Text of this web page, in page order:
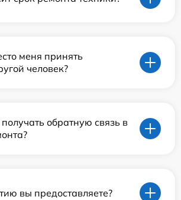
меня принять
человек?
обратную связь в
вы предоставляете?